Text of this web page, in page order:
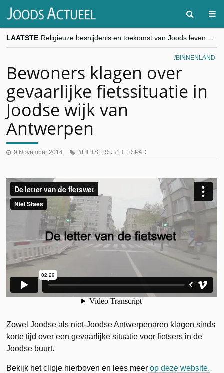
LAATSTE
“Besnijdenisdebat toont hoe moeilijk seculiere Westen minderheden begrijpt”, Jinnih Beels (Vooruit)
CITYTRIP | ROEMENIË – Boekarest: de verrassing van Oost-Europa
BINNENLAND
Bewoners klagen over
gevaarlijke fietssituatie in
Joodse wijk van
Antwerpen
9 November 2014 FIETSERS, FIETSPAD
Zowel Joodse als niet-Joodse Antwerpenaren klagen sinds
korte tijd over een gevaarlijke situatie voor fietsers in de
Joodse buurt.
Bekijk het clipje hierboven en lees meer op deze website.